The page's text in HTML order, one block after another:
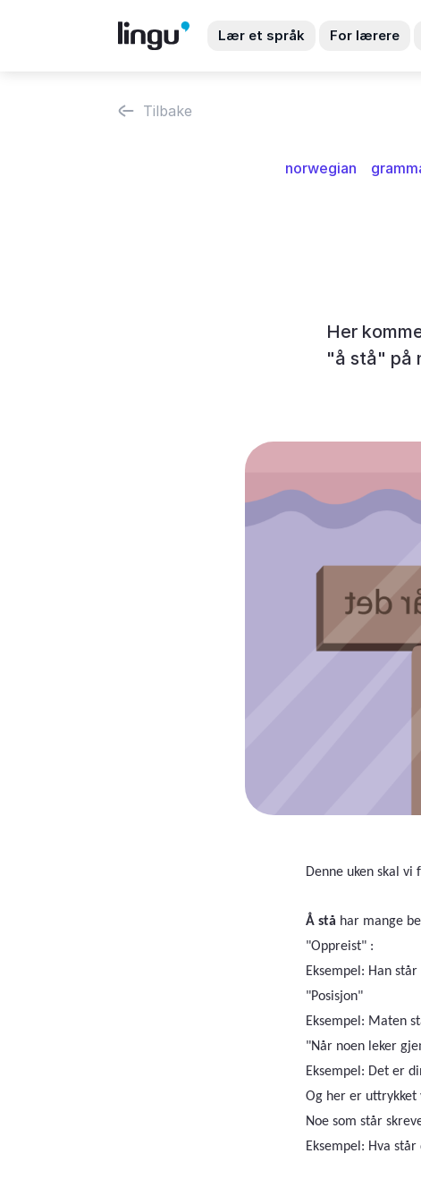
Lær et språk For lærere
Tilbake
norwegian
Her
"å stå" på
Denne uken skal vi
Å stå har mange
"Oppreist" :
Eksempel: Han
"Posisjon"
Eksempel: Maten
"Når noen leker
Eksempel: Det er
Og her er uttrykket
Noe som står
Eksempel: Hva står